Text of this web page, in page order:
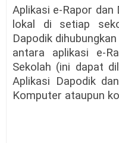
Aplikasi e-Rapor
lokal di setiap
Dapodik
antara aplikasi e-
Sekolah (ini dapat
Aplikasi Dapodik
Komputer ataupun